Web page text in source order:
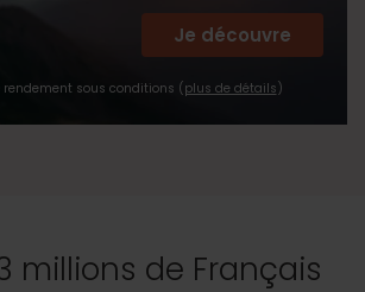
rendement sous conditions ( plus de détails )
Je découvre
millions de Français